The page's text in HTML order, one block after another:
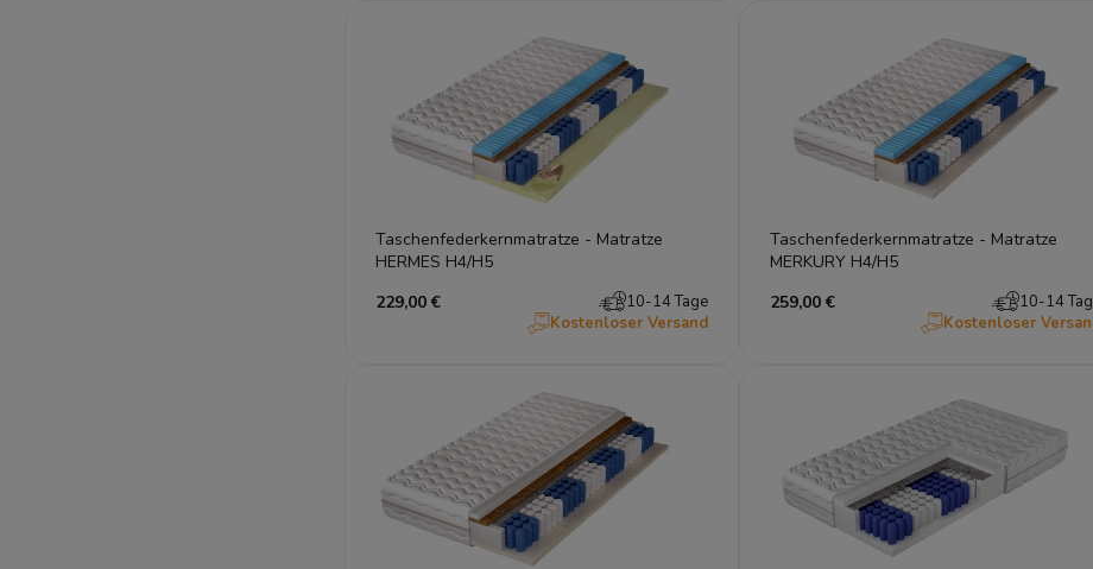
Taschenfederkernmatratze - Matratze
HERMES H4/H5
229,00 €
10-14 Tage
Kostenloser Versand
Taschenfederkernmatratze - Matratze
MERKURY H4/H5
259,00 €
10-14
Kostenloser